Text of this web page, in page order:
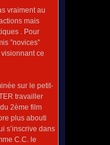
vraiment au
mais
. Pour
”novices”
ce
sur le petit-
travailler
2ème film
plus abouti
s’inscrive dans
C.C. le